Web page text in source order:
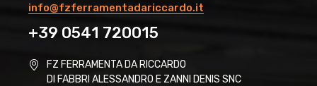
info@fzferramentadariccardo.it
+39 0541 720015
FZ FERRAMENTA DA RICCARDO
DI FABBRI ALESSANDRO E ZANNI DENIS SNC